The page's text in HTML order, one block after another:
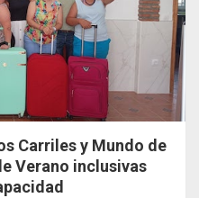
Carriles y Mundo de
Verano inclusivas